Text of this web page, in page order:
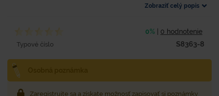
modulárnom rastri pomocou oceľových platní priskrutkujú do
Zobraziť celý popis
0% 0 hodnotenie
Typové číslo S8363-8
Zaregistrujte sa a získate možnosť zapisovať si poznámky